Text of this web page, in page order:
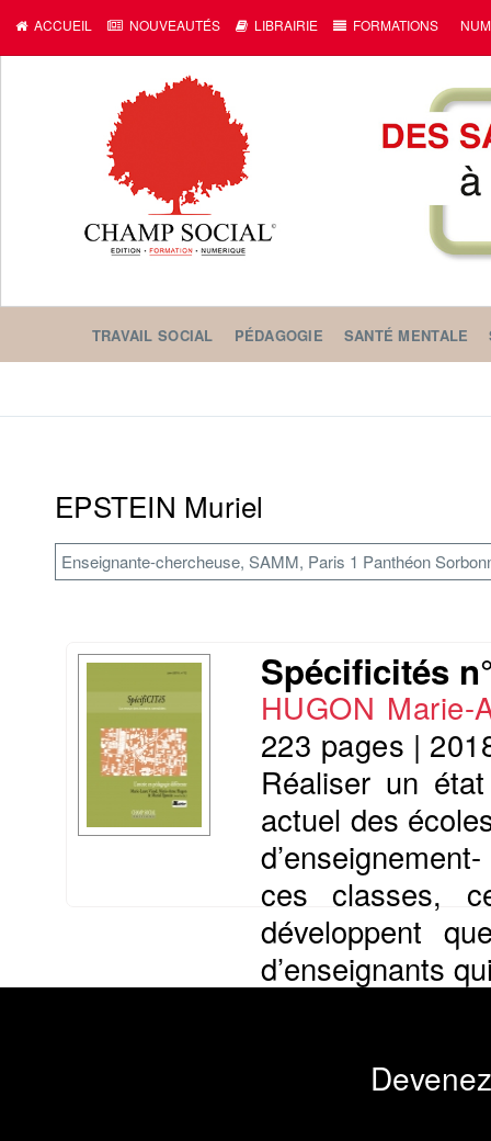
ACCUEIL NOUVEAUTÉS LIBRAIRIE FORMATIONS
TRAVAIL SOCIAL PÉDAGOGIE SANTÉ MENTALE
EPSTEIN Muriel
Enseignante-chercheuse, SAMM, Paris 1 Panthéon
Spécificités
HUGON Marie-
223 pages |
Réaliser un
actuel des
ces classes,
développent
d’enseignants